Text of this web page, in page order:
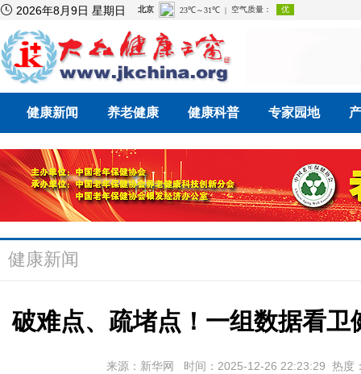
 2026年8月9日 星期日
健康新闻 养老健康 健康科普 专家园地
健康新闻
破难点、疏堵点！一组数据看卫
来源：新华网 时间：2025-12-26 22:23:29 热度